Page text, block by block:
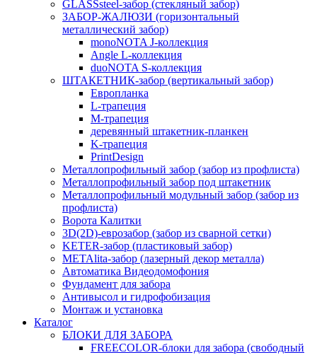
GLASSsteel-забор (стекляный забор)
ЗАБОР-ЖАЛЮЗИ (горизонтальный
металлический забор)
monoNOTA J-коллекция
Angle L-коллекция
duoNOTA S-коллекция
ШТАКЕТНИК-забор (вертикальный забор)
Европланка
L-трапеция
M-трапеция
деревянный штакетник-планкен
K-трапеция
PrintDesign
Металлопрофильный забор (забор из профлиста)
Металлопрофильный забор под штакетник
Металлопрофильный модульный забор (забор из
профлиста)
Ворота Калитки
3D(2D)-еврозабор (забор из сварной сетки)
KETER-забор (пластиковый забор)
METAlita-забор (лaзерный декор металла)
Автоматика Видеодомофония
Фундамент для забора
Антивысол и гидрофобизация
Монтаж и установка
Каталог
БЛОКИ ДЛЯ ЗАБОРА
FREECOLOR-блоки для забора (свободный